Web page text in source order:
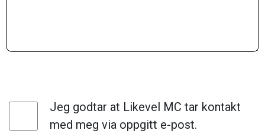
Jeg godtar at Likevel MC tar kontakt
med meg via oppgitt e-post.